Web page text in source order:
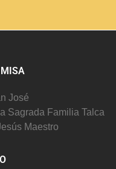
MISA
José
Sagrada Familia Talca
Maestro